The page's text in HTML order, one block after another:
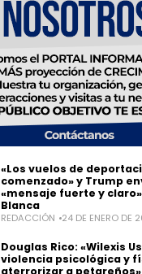
«Los vuelos de
comenzado» y Trump
«mensaje fuerte y
Blanca
REDACCIÓN 24 DE ENERO DE
Douglas Rico: «Wilexis
violencia psicológica y
aterrorizar a petareños»